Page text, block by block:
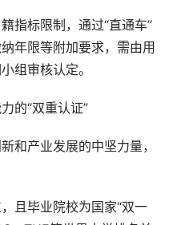
指标限制，通过“直通车”
年限等附加要求，需由用
组审核认定。
的“双重认证”
和产业发展的中坚力量，
且毕业院校为国家“双一